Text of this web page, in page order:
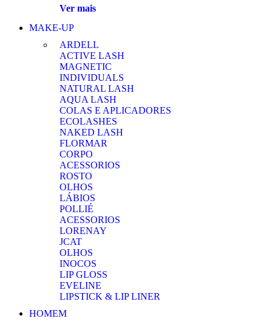
Ver mais
MAKE-UP
ARDELL
ACTIVE LASH
MAGNETIC
INDIVIDUALS
NATURAL LASH
AQUA LASH
COLAS E APLICADORES
ECOLASHES
NAKED LASH
FLORMAR
CORPO
ACESSORIOS
ROSTO
OLHOS
LÁBIOS
POLLIÉ
ACESSORIOS
LORENAY
JCAT
OLHOS
INOCOS
LIP GLOSS
EVELINE
LIPSTICK & LIP LINER
HOMEM